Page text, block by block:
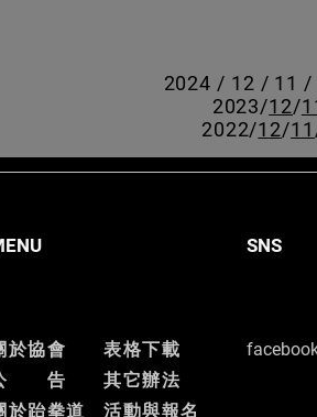
2024 / 12 / 11 /
2023/12/
2022/12/11
SNS
於協會
告
於跆拳道
表格下載
其它辦法
活動與報名